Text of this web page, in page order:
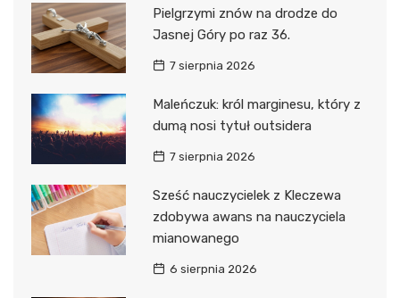
Pielgrzymi znów na drodze do
Jasnej Góry po raz 36.
7 sierpnia 2026
Maleńczuk: król marginesu, który z
dumą nosi tytuł outsidera
7 sierpnia 2026
Sześć nauczycielek z Kleczewa
zdobywa awans na nauczyciela
mianowanego
6 sierpnia 2026